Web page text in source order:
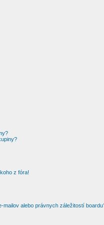
z fóra!
mailov alebo právnych záležitostí